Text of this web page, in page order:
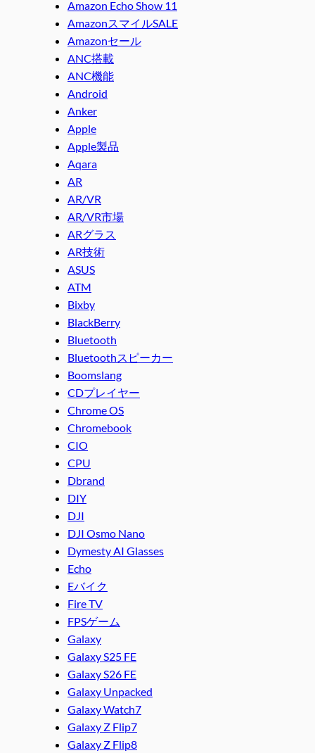
Amazon Echo Show 11
AmazonスマイルSALE
Amazonセール
ANC搭載
ANC機能
Android
Anker
Apple
Apple製品
Aqara
AR
AR/VR
AR/VR市場
ARグラス
AR技術
ASUS
ATM
Bixby
BlackBerry
Bluetooth
Bluetoothスピーカー
Boomslang
CDプレイヤー
Chrome OS
Chromebook
CIO
CPU
Dbrand
DIY
DJI
DJI Osmo Nano
Dymesty AI Glasses
Echo
Eバイク
Fire TV
FPSゲーム
Galaxy
Galaxy S25 FE
Galaxy S26 FE
Galaxy Unpacked
Galaxy Watch7
Galaxy Z Flip7
Galaxy Z Flip8